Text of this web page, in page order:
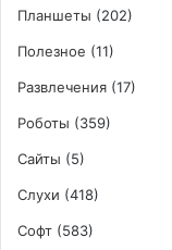
Планшеты (202)
Полезное (11)
Развлечения (17)
Роботы (359)
Сайты (5)
Слухи (418)
Софт (583)